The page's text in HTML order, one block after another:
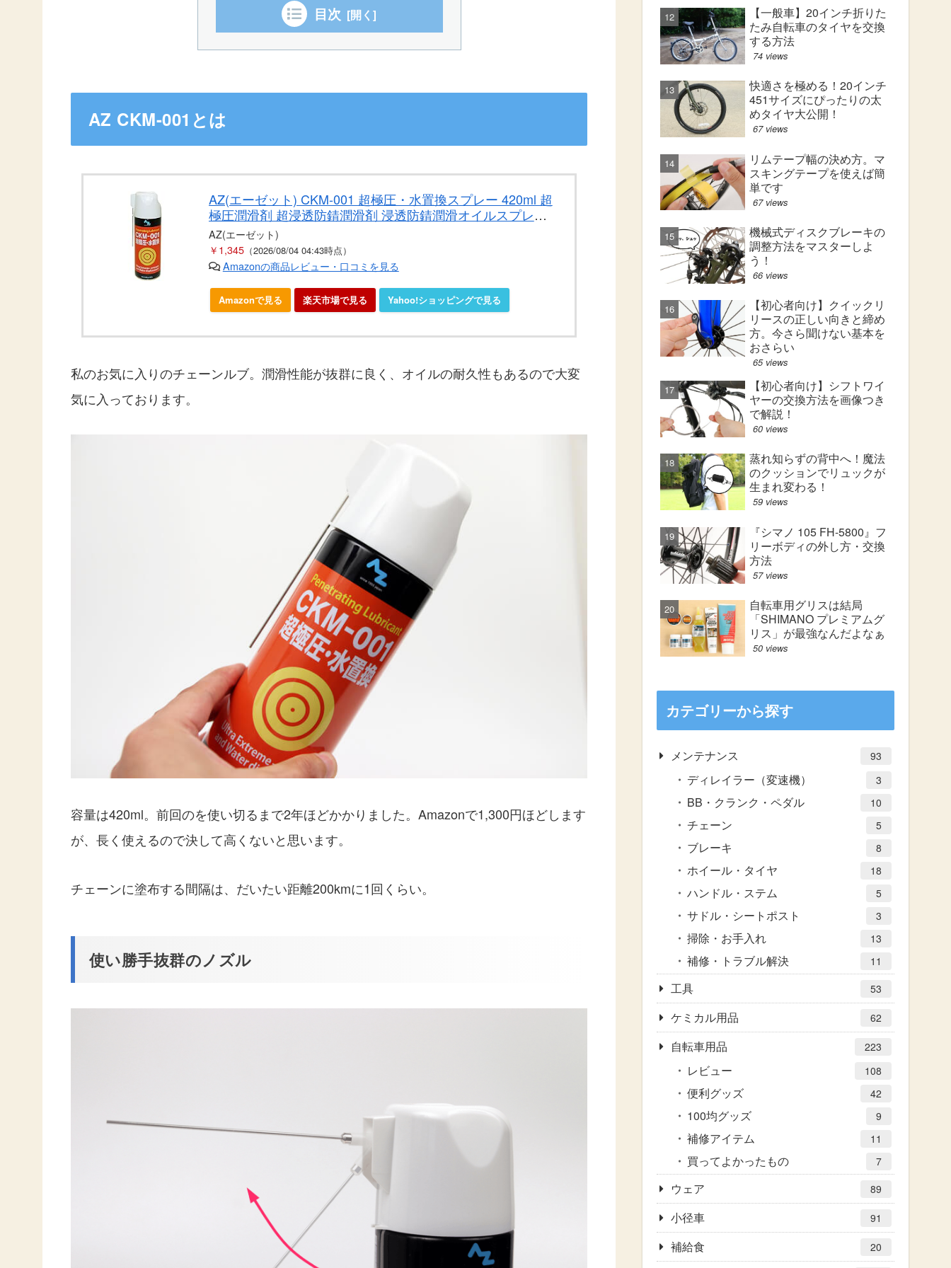
目次
AZ CKM-001とは
AZ(エーゼット) CKM-001 超極圧・水置換スプレー 420ml 超
極圧潤滑剤 超浸透防錆潤滑剤 浸透防錆潤滑オイルスプレー
AZ610
AZ(エーゼット)
￥1,345（2026/08/04 04:43時点）
Amazonの商品レビュー・口コミを見る
Amazonで見る 楽天市場で見る Yahoo!ショッピングで見る
私のお気に入りのチェーンルブ。潤滑性能が抜群に良く、オイルの耐久性もあるので大変
気に入っております。
容量は420ml。前回のを使い切るまで2年ほどかかりました。Amazonで1,300円ほどします
が、長く使えるので決して高くないと思います。
チェーンに塗布する間隔は、だいたい距離200kmに1回くらい。
使い勝手抜群のノズル
【一般車】20インチ折りた
たみ自転車のタイヤを交換
する方法
74 views
快適さを極める！20インチ
451サイズにぴったりの太
めタイヤ大公開！
67 views
リムテープ幅の決め方。マ
スキングテープを使えば簡
単です
67 views
機械式ディスクブレーキの
調整方法をマスターしよ
う！
66 views
【初心者向け】クイックリ
リースの正しい向きと締め
方。今さら聞けない基本を
おさらい
65 views
【初心者向け】シフトワイ
ヤーの交換方法を画像つき
で解説！
60 views
蒸れ知らずの背中へ！魔法
のクッションでリュックが
生まれ変わる！
59 views
『シマノ 105 FH-5800』フ
リーボディの外し方・交換
方法
57 views
自転車用グリスは結局
「SHIMANO プレミアムグ
リス」が最強なんだよなぁ
50 views
カテゴリーから探す
メンテナンス 93
ディレイラー（変速機） 3
BB・クランク・ペダル 10
チェーン 5
ブレーキ 8
ホイール・タイヤ 18
ハンドル・ステム 5
サドル・シートポスト 3
掃除・お手入れ 13
補修・トラブル解決 11
工具 53
ケミカル用品 62
自転車用品 223
レビュー 108
便利グッズ 42
100均グッズ 9
補修アイテム 11
買ってよかったもの 7
ウェア 89
小径車 91
補給食 20